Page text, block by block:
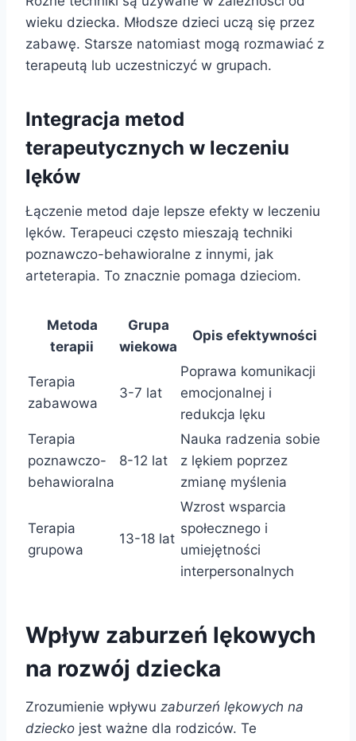
wieku dziecka. Młodsze dzieci uczą się przez
zabawę. Starsze natomiast mogą rozmawiać z
terapeutą lub uczestniczyć w grupach.
Integracja metod
terapeutycznych w leczeniu
lęków
Łączenie metod daje lepsze efekty w leczeniu
lęków. Terapeuci często mieszają techniki
poznawczo-behawioralne z innymi, jak
arteterapia. To znacznie pomaga dzieciom.
Metoda
terapii
Grupa
wiekowa
Opis efektywności
Terapia
zabawowa
3-7 lat
Poprawa komunikacji
emocjonalnej i
redukcja lęku
Terapia
poznawczo-
behawioralna
8-12 lat
Nauka radzenia sobie
z lękiem poprzez
zmianę myślenia
Terapia
grupowa
13-18 lat
Wzrost wsparcia
społecznego i
umiejętności
interpersonalnych
Wpływ zaburzeń lękowych
na rozwój dziecka
Zrozumienie wpływu zaburzeń lękowych na
dziecko jest ważne dla rodziców. Te